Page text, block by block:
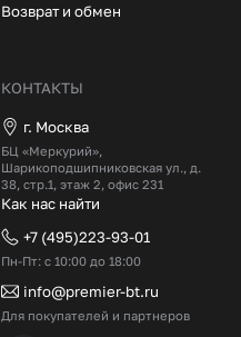
Возврат и обмен
КОНТАКТЫ
г. Москва
БЦ «Меркурий»,
Шарикоподшипниковская ул., д.
38, стр.1, этаж 2, офис 231
Как нас найти
+7 (495)223-93-01
Пн-Пт: с 10:00 до 18:00
info@premier-bt.ru
Для покупателей и партнеров